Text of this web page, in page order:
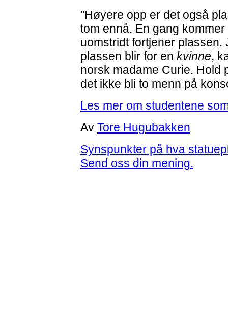
"Høyere opp er det også
tom ennå. En gang
uomstridt fortjener
plassen blir for en kvinne,
norsk madame Curie. Hold
det ikke bli to menn på
Les mer om studentene
Av Tore Hugubakken
Synspunkter på hva
Send oss din mening.